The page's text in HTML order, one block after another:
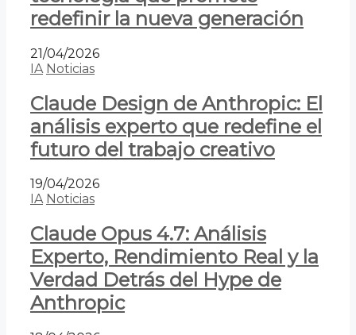
redefinir la nueva generación
21/04/2026
IA Noticias
Claude Design de Anthropic: El
análisis experto que redefine el
futuro del trabajo creativo
19/04/2026
IA Noticias
Claude Opus 4.7: Análisis
Experto, Rendimiento Real y la
Verdad Detrás del Hype de
Anthropic